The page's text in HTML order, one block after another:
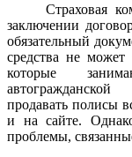
Страховая
заключении
обязательный
средства не может
которые
продавать полисы
и на сайте.
проблемы,